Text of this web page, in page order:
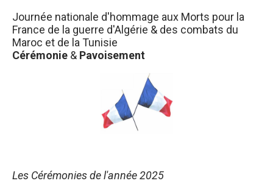
Journée nationale d'hommage aux Morts pour la
France de la guerre d'Algérie & des combats du
Maroc et de la Tunisie
Cérémonie & Pavoisement
Les Cérémonies de l'année 2025